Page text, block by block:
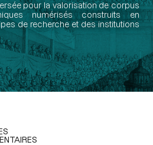
pour la valorisation de corpus
numérisés construits en
de recherche et des institutions